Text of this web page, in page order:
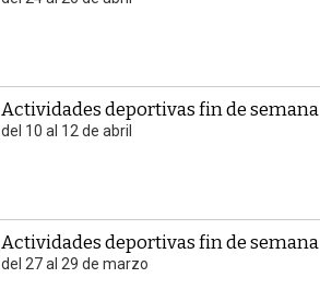
Actividades deportivas fin de semana
del 10 al 12 de abril
Actividades deportivas fin de semana
del 27 al 29 de marzo